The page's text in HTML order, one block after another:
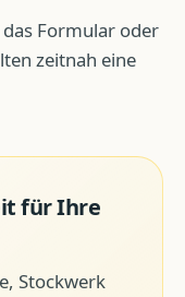
Formular oder
zeitnah eine
für Ihre
Stockwerk